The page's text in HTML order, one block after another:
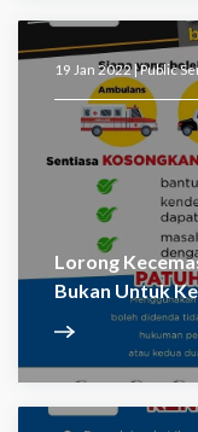
19 Jan 2022 |Public
Lorong
Bukan Untuk